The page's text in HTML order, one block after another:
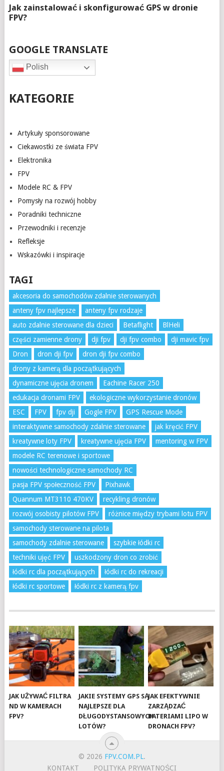
GOOGLE TRANSLATE
Polish
KATEGORIE
Artykuły sponsorowane
Ciekawostki ze świata FPV
Elektronika
FPV
Modele RC & FPV
Pomysły na rozwój hobby
Poradniki techniczne
Przewodniki i recenzje
Refleksje
Wskazówki i inspiracje
TAGI
akcesoria do samochodów zdalnie sterowanych
anteny fpv najlepsze
anteny fpv rodzaje
auto zdalnie sterowane dla dzieci
Betaflight
BlHeli
części zamienne drony
dji fpv dji fpv combo
dji mavic fpv
Dron
dron dji fpv
dron dji fpv combo
drony z kamerą dla początkujących
dynamiczne ujęcia dronem
Eachine Racer 250
edukacja dronami FPV
ekologiczne wykorzystanie dronów
ESC
FPV fpv dji Gogle FPV
GPS Rescue Mode
interaktywne samochody zdalnie sterowane
jak kręcić FPV
kreatywne loty FPV
kreatywne ujęcia FPV
mentoring w FPV
modele RC terenowe i sportowe
nowości technologiczne samochody RC
pasja FPV społeczność FPV
Pixhawk
Quannum MT3110 470KV
recykling dronów
rozwój osobisty pilotów FPV
różnice między trybami lotu FPV
samochody sterowane na pilota
samochody zdalnie sterowane
szybkie łódki rc
techniki ujęć FPV
uszkodzony dron co zrobić
łódki rc dla początkujących
łódki rc do rekreacji
łódki rc sportowe
łódki rc z kamerą fpv
JAK UŻYWAĆ FILTRA
ND W KAMERACH
FPV?
JAKIE SYSTEMY GPS SĄ
NAJLEPSZE DLA
DŁUGODYSTANSOWYCH
LOTÓW?
JAK EFEKTYWNIE
ZARZĄDZAĆ
BATERIAMI LIPO W
DRONACH FPV?
© 2026 FPV.COM.PL.
KONTAKT
POLITYKA PRYWATNOŚCI